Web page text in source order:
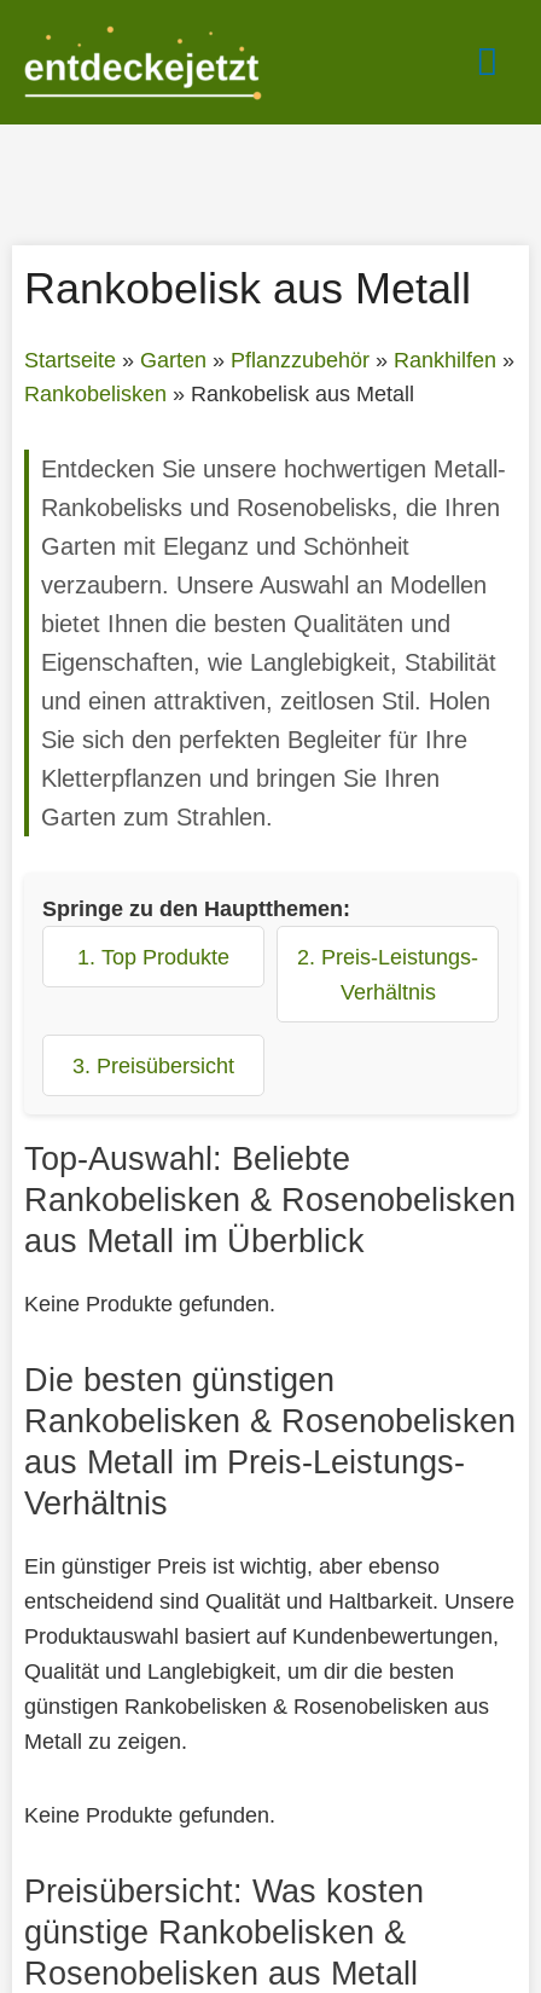
springen
Rankobelisk aus Metall
Startseite» Garten » Pflanzzubehör» Rankhilfen »
Rankobelisken » Rankobelisk aus Metall
Entdecken Sie unsere hochwertigen Metall-
Rankobelisks und Rosenobelisks, die Ihren
Garten mit Eleganz und Schönheit
verzaubern. Unsere Auswahl an Modellen
bietet Ihnen die besten Qualitäten und
Eigenschaften, wie Langlebigkeit, Stabilität
und einen attraktiven, zeitlosen Stil. Holen
Sie sich den perfekten Begleiter für Ihre
Kletterpflanzen und bringen Sie Ihren
Garten zum Strahlen.
Springe zu den Hauptthemen:
1. Top Produkte
2. Preis-Leistungs-
Verhältnis
3. Preisübersicht
Top-Auswahl: Beliebte
Rankobelisken & Rosenobelisken
aus Metall im Überblick
Keine Produkte gefunden.
Die besten günstigen
Rankobelisken & Rosenobelisken
aus Metall im Preis-Leistungs-
Verhältnis
Ein günstiger Preis ist wichtig, aber ebenso
entscheidend sind Qualität und Haltbarkeit. Unsere
Produktauswahl basiert auf Kundenbewertungen,
Qualität und Langlebigkeit, um dir die besten
günstigen Rankobelisken & Rosenobelisken aus
Metall zu zeigen.
Keine Produkte gefunden.
Preisübersicht: Was kosten
günstige Rankobelisken &
Rosenobelisken aus Metall